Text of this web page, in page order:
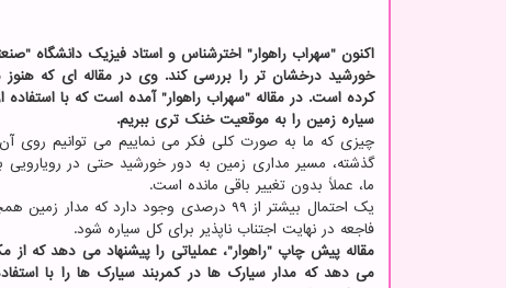
اکنون "سهراب راهوار" اخترشناس و استاد فیزیک دانشگاه
خورشید درخشان تر را بررسی کند. وی در مقاله ای که
کرده است. در مقاله "سهراب راهوار" آمده است که با
سیاره زمین را به موقعیت خنک تری ببریم.
گذشته، مسیر مداری زمین به دور خورشید حتی در
ما، عملاً بدون تغییر باقی مانده است.
یک احتمال بیشتر از ۹۹ درصدی وجود دارد
فاجعه در نهایت اجتناب ناپذیر برای کل سیاره شود.
مقاله پیش چاپ "راهوار"، عملیاتی را پیشنهاد می دهد که
می دهد که مدار سیارک ها در کمربند سیارک ها را با